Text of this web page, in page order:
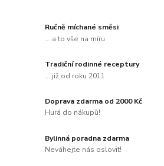
Ručně míchané směsi
... a to vše na míru
Tradiční rodinné receptury
... již od roku 2011
Doprava zdarma od 2000 Kč
Hurá do nákupů!
Bylinná poradna zdarma
Neváhejte nás oslovit!